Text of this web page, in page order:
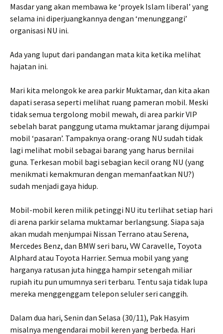
Masdar yang akan membawa ke ‘proyek Islam liberal’ yang
selama ini diperjuangkannya dengan ‘menunggangi’
organisasi NU ini.
Ada yang luput dari pandangan mata kita ketika melihat
hajatan ini.
Mari kita melongok ke area parkir Muktamar, dan kita akan
dapati serasa seperti melihat ruang pameran mobil. Meski
tidak semua tergolong mobil mewah, di area parkir VIP
sebelah barat panggung utama muktamar jarang dijumpai
mobil ‘pasaran’. Tampaknya orang-orang NU sudah tidak
lagi melihat mobil sebagai barang yang harus bernilai
guna. Terkesan mobil bagi sebagian kecil orang NU (yang
menikmati kemakmuran dengan memanfaatkan NU?)
sudah menjadi gaya hidup.
Mobil-mobil keren milik petinggi NU itu terlihat setiap hari
di arena parkir selama muktamar berlangsung. Siapa saja
akan mudah menjumpai Nissan Terrano atau Serena,
Mercedes Benz, dan BMW seri baru, VW Caravelle, Toyota
Alphard atau Toyota Harrier. Semua mobil yang yang
harganya ratusan juta hingga hampir setengah miliar
rupiah itu pun umumnya seri terbaru. Tentu saja tidak lupa
mereka menggenggam telepon seluler seri canggih.
Dalam dua hari, Senin dan Selasa (30/11), Pak Hasyim
misalnya mengendarai mobil keren yang berbeda. Hari